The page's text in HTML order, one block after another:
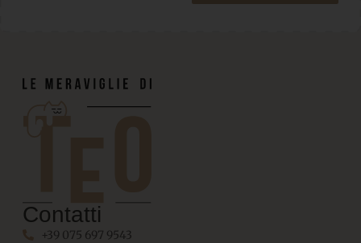
Contatti
+39 075 697 9543